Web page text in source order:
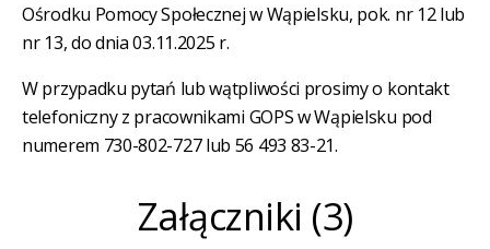
Ośrodku Pomocy Społecznej w Wąpielsku, pok. nr 12 lub
nr 13, do dnia 03.11.2025 r.
W przypadku pytań lub wątpliwości prosimy o kontakt
telefoniczny z pracownikami GOPS w Wąpielsku pod
numerem 730-802-727 lub 56 493 83-21.
Załączniki (3)